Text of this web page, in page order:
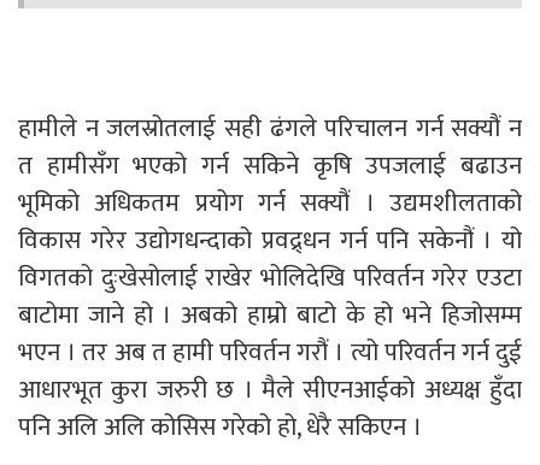
हामीले न जलस्रोतलाई सही ढंगले परिचालन गर्न सक्यौं न
त हामीसँग भएको गर्न सकिने कृषि उपजलाई बढाउन
भूमिको अधिकतम प्रयोग गर्न सक्यौं । उद्यमशीलताको
विकास गरेर उद्योगधन्दाको प्रवद्र्धन गर्न पनि सकेनौं । यो
विगतको दुःखेसोलाई राखेर भोलिदेखि परिवर्तन गरेर एउटा
बाटोमा जाने हो । अबको हाम्रो बाटो के हो भने हिजोसम्म
भएन । तर अब त हामी परिवर्तन गरौं । त्यो परिवर्तन गर्न दुई
आधारभूत कुरा जरुरी छ । मैले सीएनआईको अध्यक्ष हुँदा
पनि अलि अलि कोसिस गरेको हो, धेरै सकिएन ।